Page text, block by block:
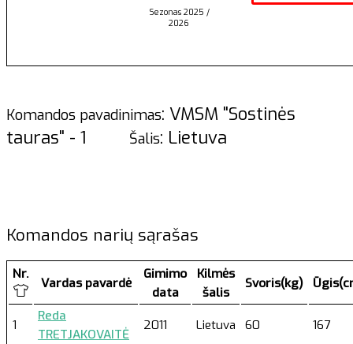
Sezonas 2025 /
2026
Komandos pavadinimas: VMSM "Sostinės
tauras" - 1
Šalis: Lietuva
Komandos narių sąrašas
Nr.
Vardas pavardė
Gimimo
data
Kilmės
šalis
Svoris(kg)
1
Reda
TRETJAKOVAITĖ
2011 Lietuva 60 167